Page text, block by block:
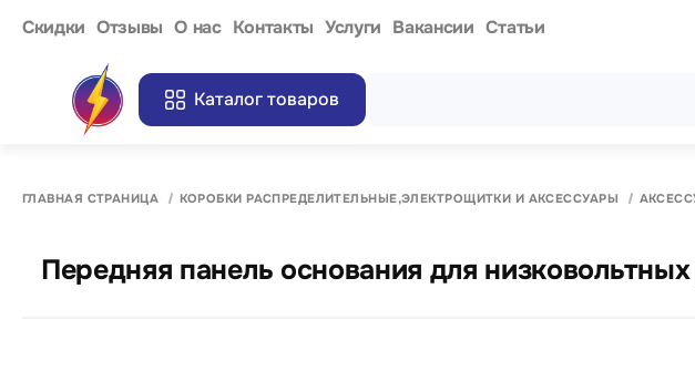
Cкидки Отзывы О нас Контакты Услуги Вакансии Статьи
Каталог товаров
ГЛАВНАЯ СТРАНИЦА КОРОБКИ РАСПРЕДЕЛИТЕЛЬНЫЕ,ЭЛЕКТРОЩИТКИ И АКСЕССУАРЫ
Передняя панель основания для